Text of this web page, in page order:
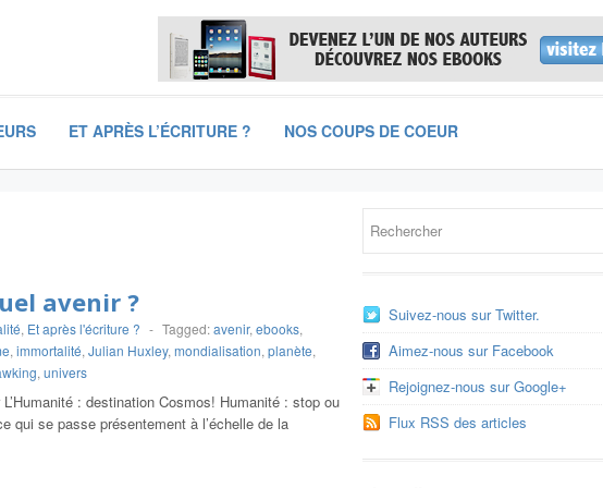
ET APRÈS L’ÉCRITURE ? NOS COUPS DE COEUR
avenir ?
, Et après l'écriture ? - Tagged:avenir, ebooks,
, immortalité, Julian Huxley, mondialisation, planète,
, univers
: destination Cosmos! Humanité : stop ou
se passe présentement à l’échelle de la
Suivez-nous sur Twitter.
Aimez-nous sur Facebook
Rejoignez-nous sur Google+
Flux RSS des articles